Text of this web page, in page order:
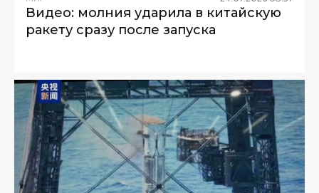
Видео: молния ударила в китайскую
ракету сразу после запуска